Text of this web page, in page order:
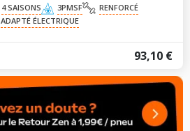
4 SAISONS 3PMSF
RENFORCÉ
ADAPTÉ ÉLECTRIQUE
93,10 €